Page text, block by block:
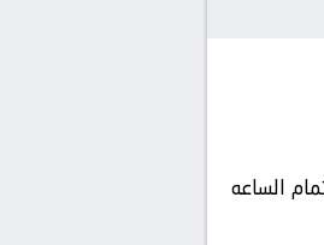
و نادي نيوكاسل يونايتد فى بطولة إنجلترا, كأس الكاراباو – الدور 2 فى تمام الساعه